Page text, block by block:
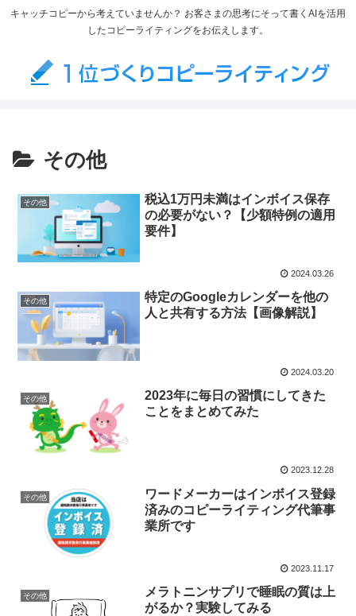
キャッチコピーから考えていませんか？ お客さまの思考にそって書くAIを活用
したコピーライティングをお伝えします。
その他
その他
税込1万円未満はインボイス保存
の必要がない？【少額特例の適用
要件】
2024.03.26
その他
特定のGoogleカレンダーを他の
人と共有する方法【画像解説】
2024.03.20
その他
2023年に毎日の習慣にしてきた
ことをまとめてみた
2023.12.28
その他
ワードメーカーはインボイス登録
済みのコピーライティング代筆事
業所です
2023.11.17
その他
メラトニンサプリで睡眠の質は上
がるか？実験してみる